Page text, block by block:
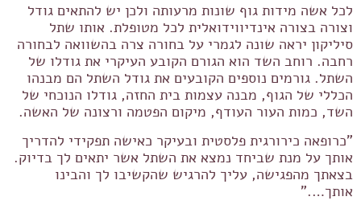
לכל אשה מידות גוף שונות מרעותה ולכן יש להתאים גודל
וצורה בצורה אינדיווידואלית לכל מטופלת. אותו שתל
סיליקון יראה שונה לגמרי על בחורה צרה בהשוואה לבחורה
רחבה. רוחב השד הוא הגורם הקובע העיקרי את גודלו של
השתל. גורמים נוספים הקובעים את גודל השתל הם מבנהו
הכללי של הגוף, מבנה עצמות בית החזה, גודלו הנוכחי של
השד, כמות העור העודף, מיקום הפטמה ורצונה של האשה.
"כרופאה כירורגית פלסטית ובעיקר כאישה תפקידי להדריך
אותך על מנת שביחד נמצא את השתל אשר יתאים לך בדיוק.
בצאתך מהפגישה, עליך להרגיש שהקשיבו לך והבינו
אותך…."